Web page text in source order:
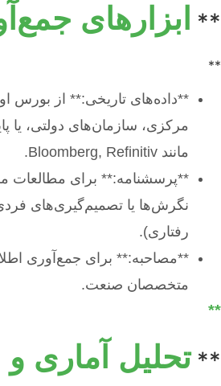
** ابزارهای
**
**داده‌های تاریخی:** از بورس
مرکزی، سازمان‌های دولتی، یا
مانند Bloomberg, Refinitiv.
**پرسشنامه:** برای مطالعات
نگرش‌ها یا تصمیم‌گیری‌های فردی
رفتاری).
**مصاحبه:** برای جمع‌آوری
متخصصان صنعت.
**
**تحلیل آماری و